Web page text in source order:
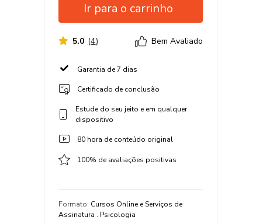
Ir para o carrinho
5.0 (4) Bem Avaliado
Garantia de 7 dias
Certificado de conclusão
Estude do seu jeito e em qualquer
dispositivo
80 hora de conteúdo original
100% de avaliações positivas
Formato: Cursos Online e Serviços de
Assinatura . Psicologia